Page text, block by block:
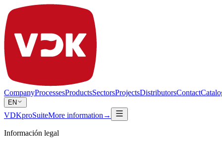
CompanyProcessesProductsSectorsProjectsDistributorsContact
EN
VDKproSuiteMore information →
Información legal